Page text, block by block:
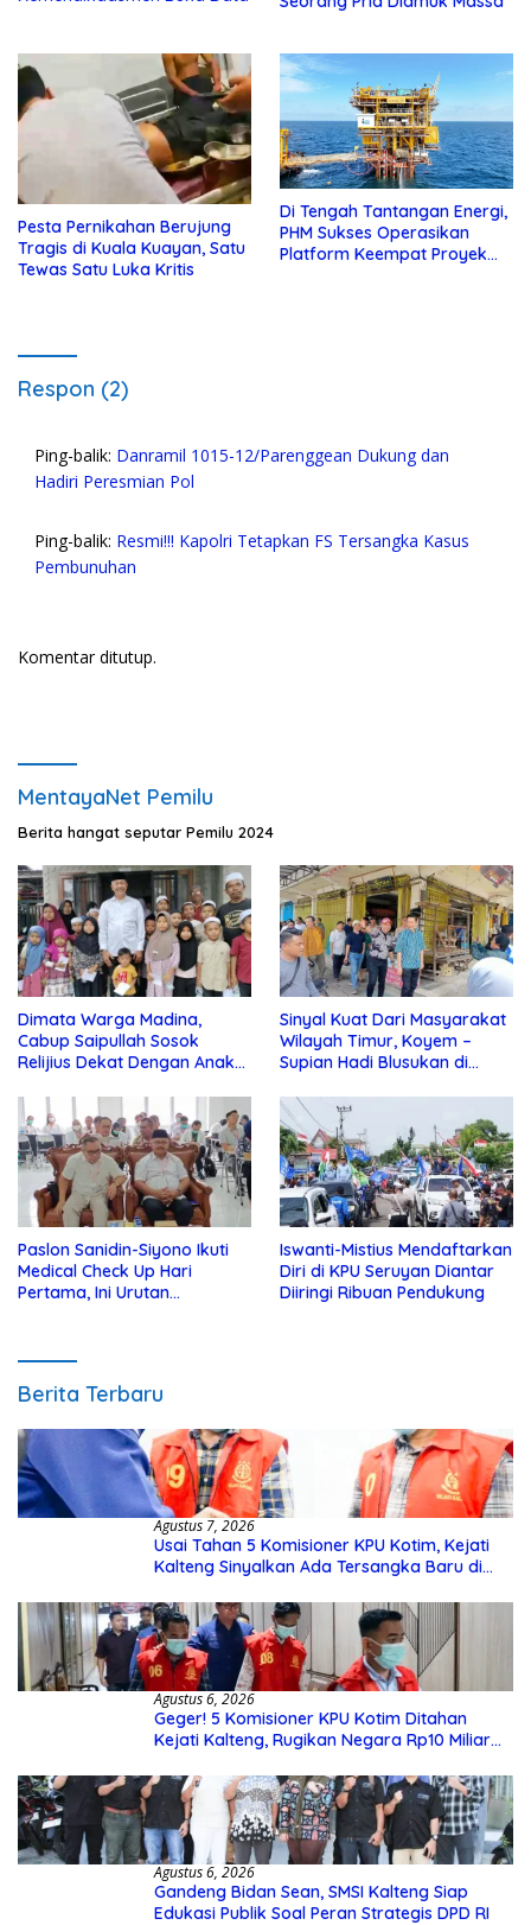
Pesta Pernikahan Berujung
Tragis di Kuala Kuayan, Satu
Tewas Satu Luka Kritis
Di Tengah Tantangan Energi,
PHM Sukses Operasikan
Platform Keempat Proyek
Respon (2)
Ping-balik: Danramil 1015-12/Parenggean Dukung dan
Hadiri Peresmian Pol
Ping-balik: Resmi!!! Kapolri Tetapkan FS Tersangka Kasus
Pembunuhan
Komentar ditutup.
MentayaNet Pemilu
Berita hangat seputar Pemilu 2024
Dimata Warga Madina,
Cabup Saipullah Sosok
Relijius Dekat Dengan Anak
Sinyal Kuat Dari Masyarakat
Wilayah Timur, Koyem –
Supian Hadi Blusukan di
Paslon Sanidin-Siyono Ikuti
Medical Check Up Hari
Pertama, Ini Urutan
Iswanti-Mistius Mendaftarkan
Diri di KPU Seruyan Diantar
Diiringi Ribuan Pendukung
Berita Terbaru
Agustus 7, 2026
Usai Tahan 5 Komisioner KPU Kotim, Kejati
Kalteng Sinyalkan Ada Tersangka Baru di
Agustus 6, 2026
Geger! 5 Komisioner KPU Kotim Ditahan
Kejati Kalteng, Rugikan Negara Rp10 Miliar
Agustus 6, 2026
Gandeng Bidan Sean, SMSI Kalteng Siap
Edukasi Publik Soal Peran Strategis DPD RI